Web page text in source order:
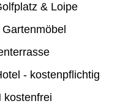
& Loipe
- kostenpflichtig
kostenfrei